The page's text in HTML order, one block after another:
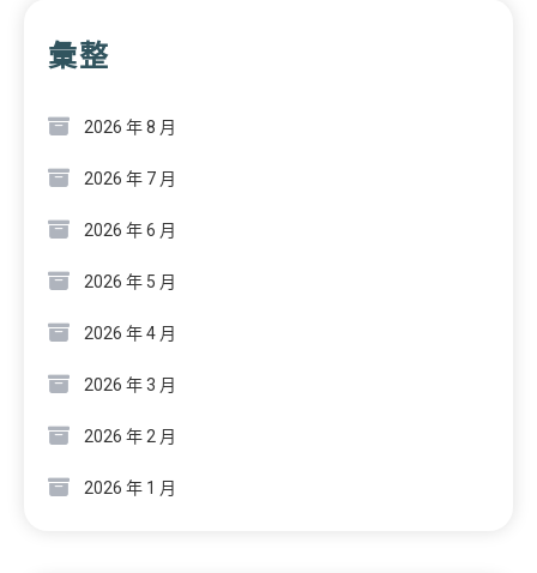
彙整
2026 年 8 月
2026 年 7 月
2026 年 6 月
2026 年 5 月
2026 年 4 月
2026 年 3 月
2026 年 2 月
2026 年 1 月